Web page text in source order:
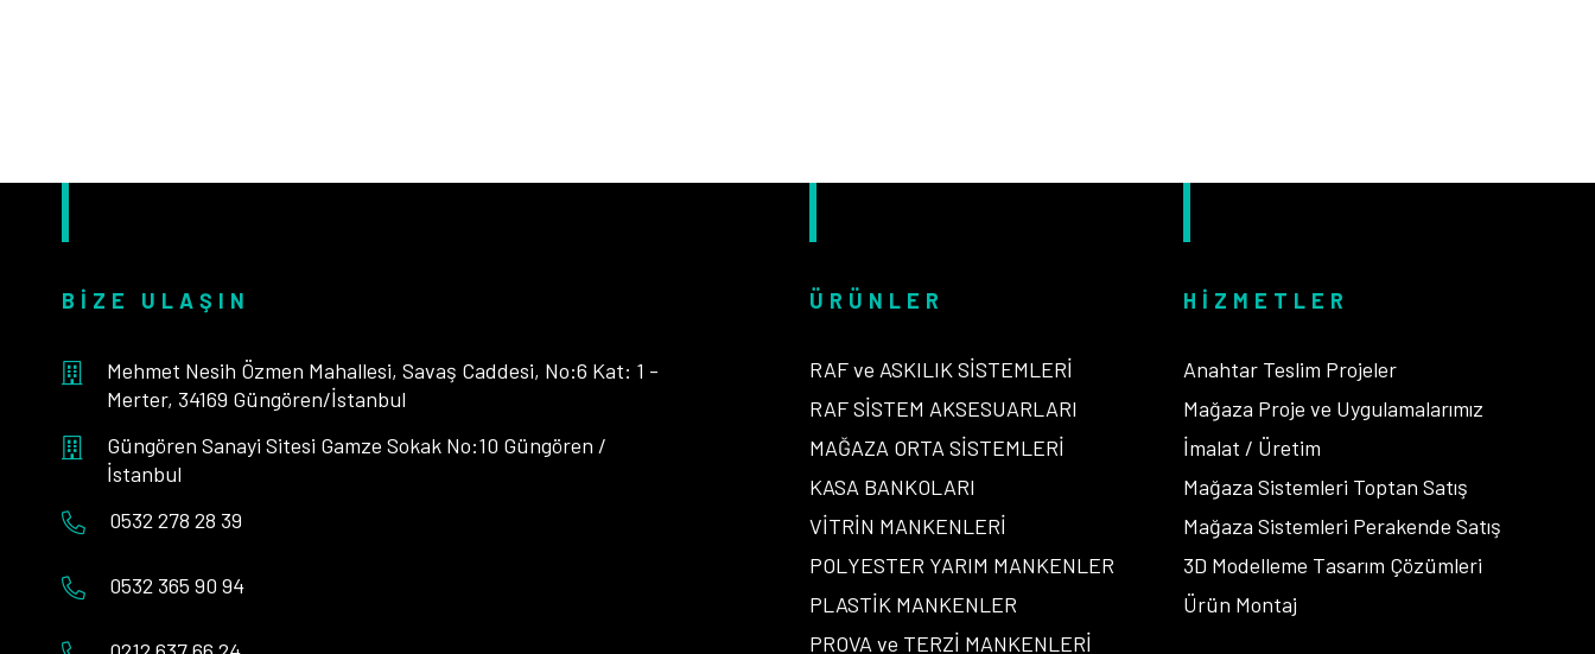
BIZE ULAŞIN
Mehmet Nesih Özmen Mahallesi, Savaş Caddesi, No:6 Kat: 1 -
Merter, 34169 Güngören/İstanbul
Güngören Sanayi Sitesi Gamze Sokak No:10 Güngören /
İstanbul
0532 278 28 39
0532 365 90 94
ÜRÜNLER
RAF ve ASKILIK SİSTEMLERİ
RAF SİSTEM AKSESUARLARI
MAĞAZA ORTA SİSTEMLERİ
KASA BANKOLARI
VİTRİN MANKENLERİ
POLYESTER YARIM MANKENLER
PLASTİK MANKENLER
PROVA ve TERZİ MANKENLERİ
HIZMETLER
Anahtar Teslim Projeler
Mağaza Proje ve Uygulamalarımız
İmalat / Üretim
Mağaza Sistemleri Toptan Satış
Mağaza Sistemleri Perakende Satış
3D Modelleme Tasarım Çözümleri
Ürün Montaj